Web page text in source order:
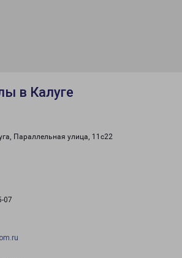
в Калуге
Параллельная улица, 11с22
07